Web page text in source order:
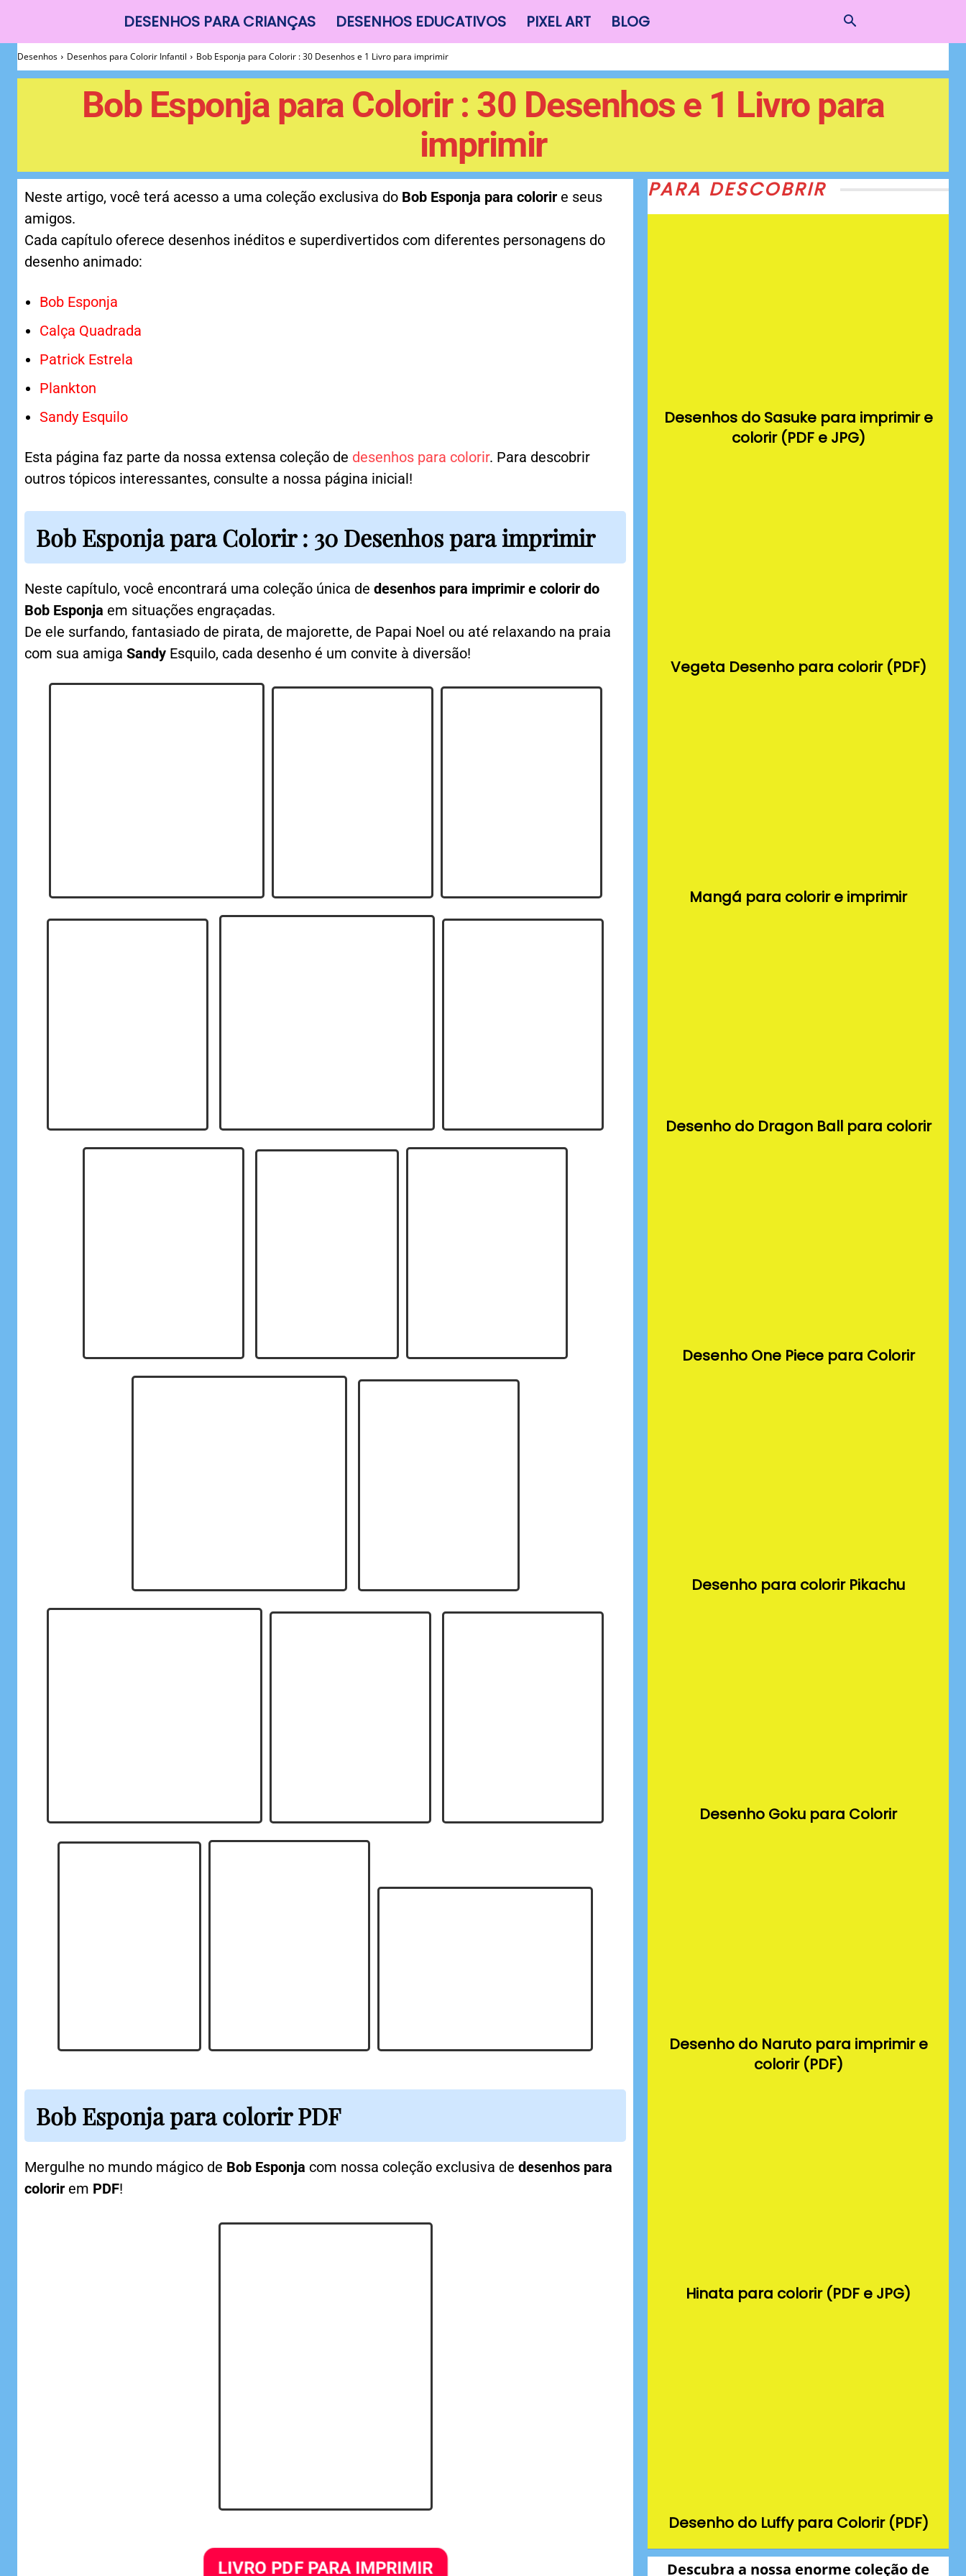
Desenhos
Para
Colorir
DESENHOS PARA CRIANÇAS DESENHOS EDUCATIVOS PIXEL ART BLOG
Desenhos Desenhos para Colorir Infantil Bob Esponja para Colorir : 30 Desenhos e 1 Livro para imprimir
Bob Esponja para Colorir : 30 Desenhos e 1 Livro para
imprimir
Neste artigo, você terá acesso a uma coleção exclusiva do Bob Esponja para colorir e seus
amigos.
Cada capítulo oferece desenhos inéditos e superdivertidos com diferentes personagens do
desenho animado:
Bob Esponja
Calça Quadrada
Patrick Estrela
Plankton
Sandy Esquilo
Esta página faz parte da nossa extensa coleção de desenhos para colorir. Para descobrir
outros tópicos interessantes, consulte a nossa página inicial!
Bob Esponja para Colorir : 30 Desenhos para imprimir
Neste capítulo, você encontrará uma coleção única de desenhos para imprimir e colorir do
Bob Esponja em situações engraçadas.
De ele surfando, fantasiado de pirata, de majorette, de Papai Noel ou até relaxando na praia
com sua amiga Sandy Esquilo, cada desenho é um convite à diversão!
Bob Esponja para colorir PDF
Mergulhe no mundo mágico de Bob Esponja com nossa coleção exclusiva de desenhos para
colorir em PDF!
LIVRO PDF PARA IMPRIMIR
PARA DESCOBRIR
Desenhos do Sasuke para imprimir e
colorir (PDF e JPG)
Vegeta Desenho para colorir (PDF)
Mangá para colorir e imprimir
Desenho do Dragon Ball para colorir
Desenho One Piece para Colorir
Desenho para colorir Pikachu
Desenho Goku para Colorir
Desenho do Naruto para imprimir e
colorir (PDF)
Hinata para colorir (PDF e JPG)
Desenho do Luffy para Colorir (PDF)
Descubra a nossa enorme coleção de